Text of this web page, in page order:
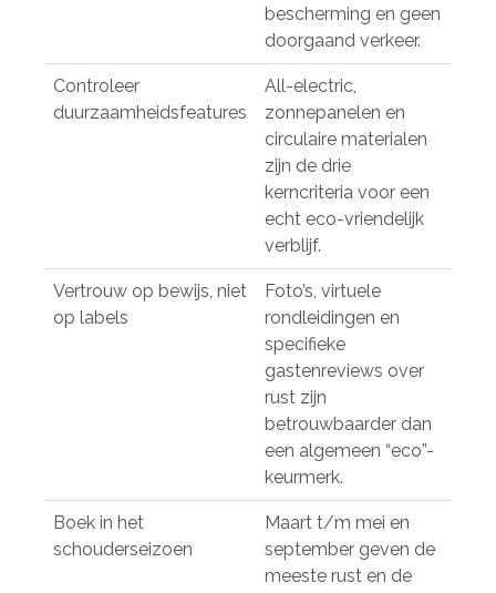
bescherming en geen
doorgaand verkeer.
Controleer
duurzaamheidsfeatures
All-electric,
zonnepanelen en
circulaire materialen
zijn de drie
kerncriteria voor een
echt eco-vriendelijk
verblijf.
Vertrouw op bewijs, niet
op labels
Foto’s, virtuele
rondleidingen en
specifieke
gastenreviews over
rust zijn
betrouwbaarder dan
een algemeen “eco”-
keurmerk.
Boek in het
schouderseizoen
Maart t/m mei en
september geven de
meeste rust en de